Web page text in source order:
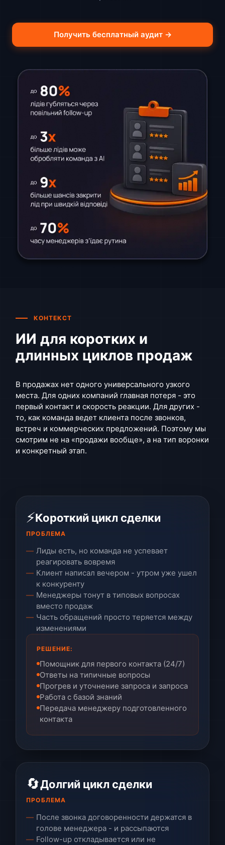
Получить бесплатный аудит →
КОНТЕКСТ
ИИ для коротких и
длинных циклов продаж
В продажах нет одного универсального узкого
места. Для одних компаний главная потеря - это
первый контакт и скорость реакции. Для других -
то, как команда ведет клиента после звонков,
встреч и коммерческих предложений. Поэтому мы
смотрим не на «продажи вообще», а на тип воронки
и конкретный этап.
⚡Короткий цикл сделки
ПРОБЛЕМА
Лиды есть, но команда не успевает
реагировать вовремя
Клиент написал вечером - утром уже ушел
к конкуренту
Менеджеры тонут в типовых вопросах
вместо продаж
Часть обращений просто теряется между
изменениями
РЕШЕНИЕ:
Помощник для первого контакта (24/7)
Ответы на типичные вопросы
Прогрев и уточнение запроса и запроса
Работа с базой знаний
Передача менеджеру подготовленного
контакта
🔄Долгий цикл сделки
ПРОБЛЕМА
После звонка договоренности держатся в
голове менеджера - и рассыпаются
Follow-up откладывается или не